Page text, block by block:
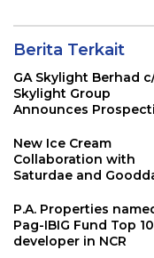
Berita Terkait
GA Skylight Berhad
Skylight Group
Announces
Instrak Venture Capital
Berhad
New Ice Cream
Collaboration with
Saturdae and
P.A. Properties
Pag-IBIG Fund Top 10
developer in NCR